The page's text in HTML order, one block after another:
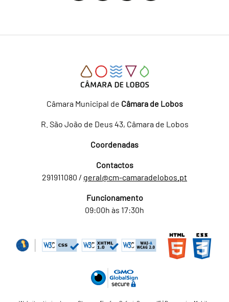
Câmara Municipal de Câmara de Lobos
R. São João de Deus 43, Câmara de Lobos
Coordenadas
Contactos
291911080 / geral@cm-camaradelobos.pt
Funcionamento
09:00h às 17:30h